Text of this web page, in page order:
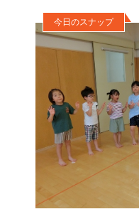
今日のスナップ